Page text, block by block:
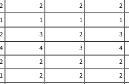
2 2 2 2
1 1 1 1
2 3 2 3
4 4 3 4
2 2 2 2
1 2 2 2